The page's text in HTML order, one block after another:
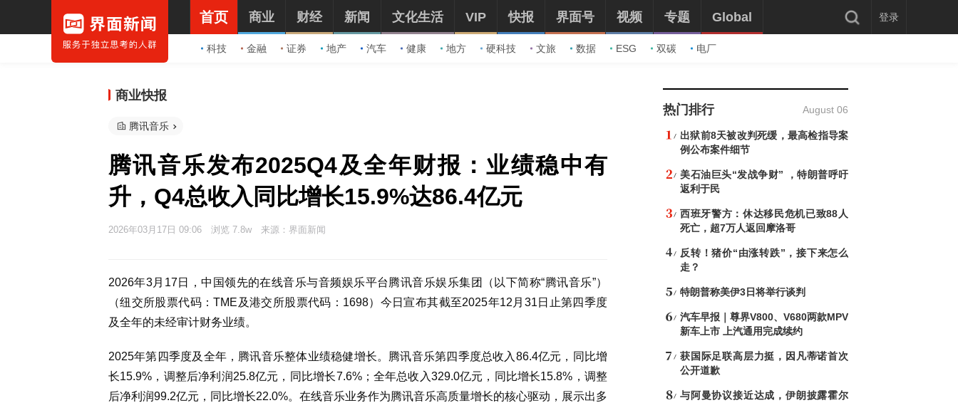
首页
科技 金融 证券 地产 汽车 健康 地方 硬科技 文旅 数据 ESG 双碳 电厂
商业 财经 新闻 文化生活 VIP 快报 界面号 视频 专题 Global 登录
商业快报
腾讯音乐
腾讯音乐发布2025Q4及全年财报：业绩稳中有
升，Q4总收入同比增长15.9%达86.4亿元
2026年03月17日 09:06 浏览 7.8w 来源：界面新闻
2026年3月17日，中国领先的在线音乐与音频娱乐平台腾讯音乐娱乐集团（以下简称“腾讯音乐”）
（纽交所股票代码：TME及港交所股票代码：1698）今日宣布其截至2025年12月31日止第四季度
及全年的未经审计财务业绩。
2025年第四季度及全年，腾讯音乐整体业绩稳健增长。腾讯音乐第四季度总收入86.4亿元，同比增
长15.9%，调整后净利润25.8亿元，同比增长7.6%；全年总收入329.0亿元，同比增长15.8%，调整
后净利润99.2亿元，同比增长22.0%。在线音乐业务作为腾讯音乐高质量增长的核心驱动，展示出多
热门排行 August 06
出狱前8天被改判死缓，最高检指导案
例公布案件细节
美石油巨头“发战争财” ，特朗普呼吁
返利于民
西班牙警方：休达移民危机已致88人
死亡，超7万人返回摩洛哥
反转！猪价“由涨转跌”，接下来怎么
走？
特朗普称美伊3日将举行谈判
汽车早报｜尊界V800、V680两款MPV
新车上市 上汽通用完成续约
获国际足联高层力挺，因凡蒂诺首次
公开道歉
与阿曼协议接近达成，伊朗披露霍尔